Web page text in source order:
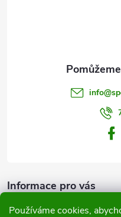
Používáme cookies,
info@
Informace pro vás